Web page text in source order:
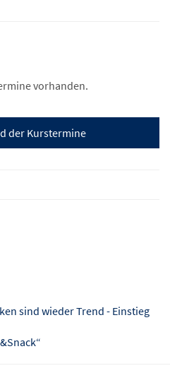
vorhanden.
der Kurstermine
sind wieder Trend - Einstieg